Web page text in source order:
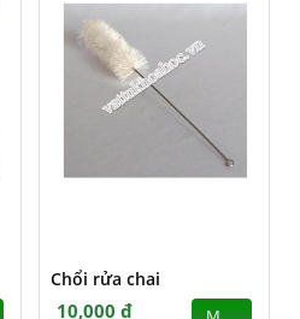
Chổi rửa chai
10,000 đ